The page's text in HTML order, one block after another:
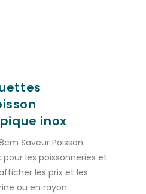
inox
Saveur Poisson
les poissonneries et
les prix et les
ou en rayon